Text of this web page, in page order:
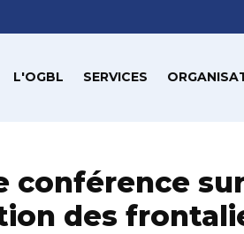
L'OGBL SERVICES
conférence
des